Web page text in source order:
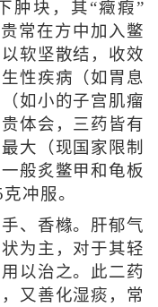
肿块，其“癥瘕”
常在方中加入鳖
软坚散结，收效
性疾病（如胃息
如小的子宫肌瘤
体会，三药皆有
大（现国家限制
般炙鳖甲和龟板
冲服。
香橼。肝郁气
为主，对于其轻
以治之。此二药
又善化湿痰，常